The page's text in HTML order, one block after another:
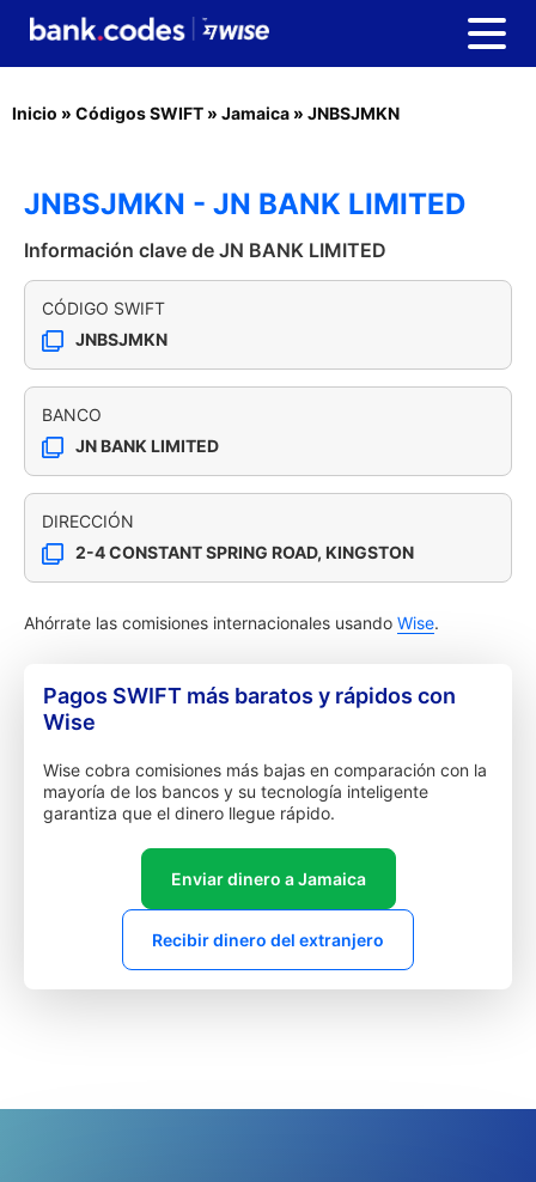
Inicio » Códigos SWIFT » Jamaica » JNBSJMKN
JNBSJMKN - JN BANK LIMITED
Información clave de JN BANK LIMITED
CÓDIGO SWIFT
JNBSJMKN
BANCO
JN BANK LIMITED
DIRECCIÓN
2-4 CONSTANT SPRING ROAD, KINGSTON
Ahórrate las comisiones internacionales usando Wise.
Pagos SWIFT más baratos y rápidos con
Wise
Wise cobra comisiones más bajas en comparación con la
mayoría de los bancos y su tecnología inteligente
garantiza que el dinero llegue rápido.
Enviar dinero a Jamaica
Recibir dinero del extranjero